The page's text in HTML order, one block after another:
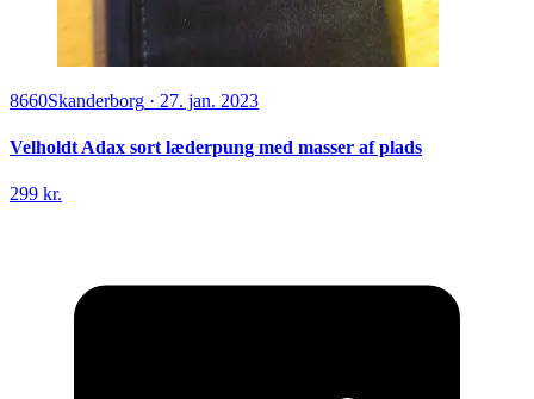
8660Skanderborg · 27. jan. 2023
Velholdt Adax sort læderpung med masser af plads
299 kr.